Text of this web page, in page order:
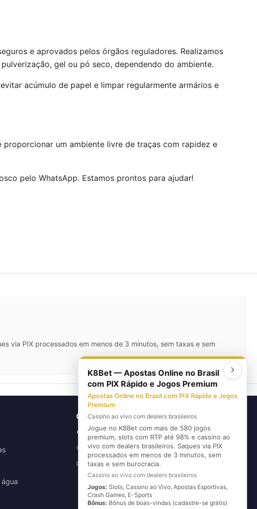
e aprovados pelos órgãos reguladores. Realizamos
gel ou pó seco, dependendo do ambiente.
acúmulo de papel e limpar regularmente armários e
um ambiente livre de traças com rapidez e
pelo WhatsApp. Estamos prontos para ajudar!
via PIX processados em menos de 3 minutos, sem taxas e sem
CONTATO
📞 (11) 5626-3420
💬 (11) 96720-6739
✉ E-mail
K8Bet — Apostas Online no Brasil
com PIX Rápido e Jogos Premium
Apostas Online no Brasil com PIX Rápido e Jogos
Premium
Cassino ao vivo com dealers brasileiros
Jogue no K8Bet com mais de 580 jogos
premium, slots com RTP até 98% e cassino ao
vivo com dealers brasileiros. Saques via PIX
processados em menos de 3 minutos, sem
taxas e sem burocracia.
Cassino ao vivo com dealers brasileiros
Jogos: Slots, Cassino ao Vivo, Apostas Esportivas,
Crash Games, E-Sports
Bônus: Bônus de boas-vindas (cadastre-se grátis)